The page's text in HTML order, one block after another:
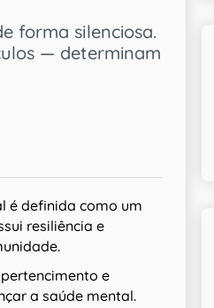
forma silenciosa.
— determinam
é definida como um
resiliência e
e
a saúde mental.